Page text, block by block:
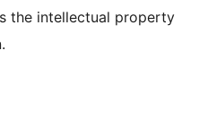
the intellectual property